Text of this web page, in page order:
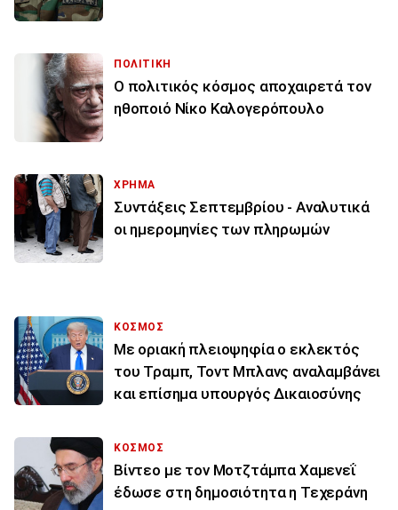
ΠΟΛΙΤΙΚΗ
Ο πολιτικός κόσμος αποχαιρετά τον
ηθοποιό Νίκο Καλογερόπουλο
ΧΡΗΜΑ
Συντάξεις Σεπτεμβρίου - Αναλυτικά
οι ημερομηνίες των πληρωμών
ΚΟΣΜΟΣ
Με οριακή πλειοψηφία ο εκλεκτός
του Τραμπ, Τοντ Μπλανς αναλαμβάνει
και επίσημα υπουργός Δικαιοσύνης
ΚΟΣΜΟΣ
Βίντεο με τον Μοτζτάμπα Χαμενεΐ
έδωσε στη δημοσιότητα η Τεχεράνη